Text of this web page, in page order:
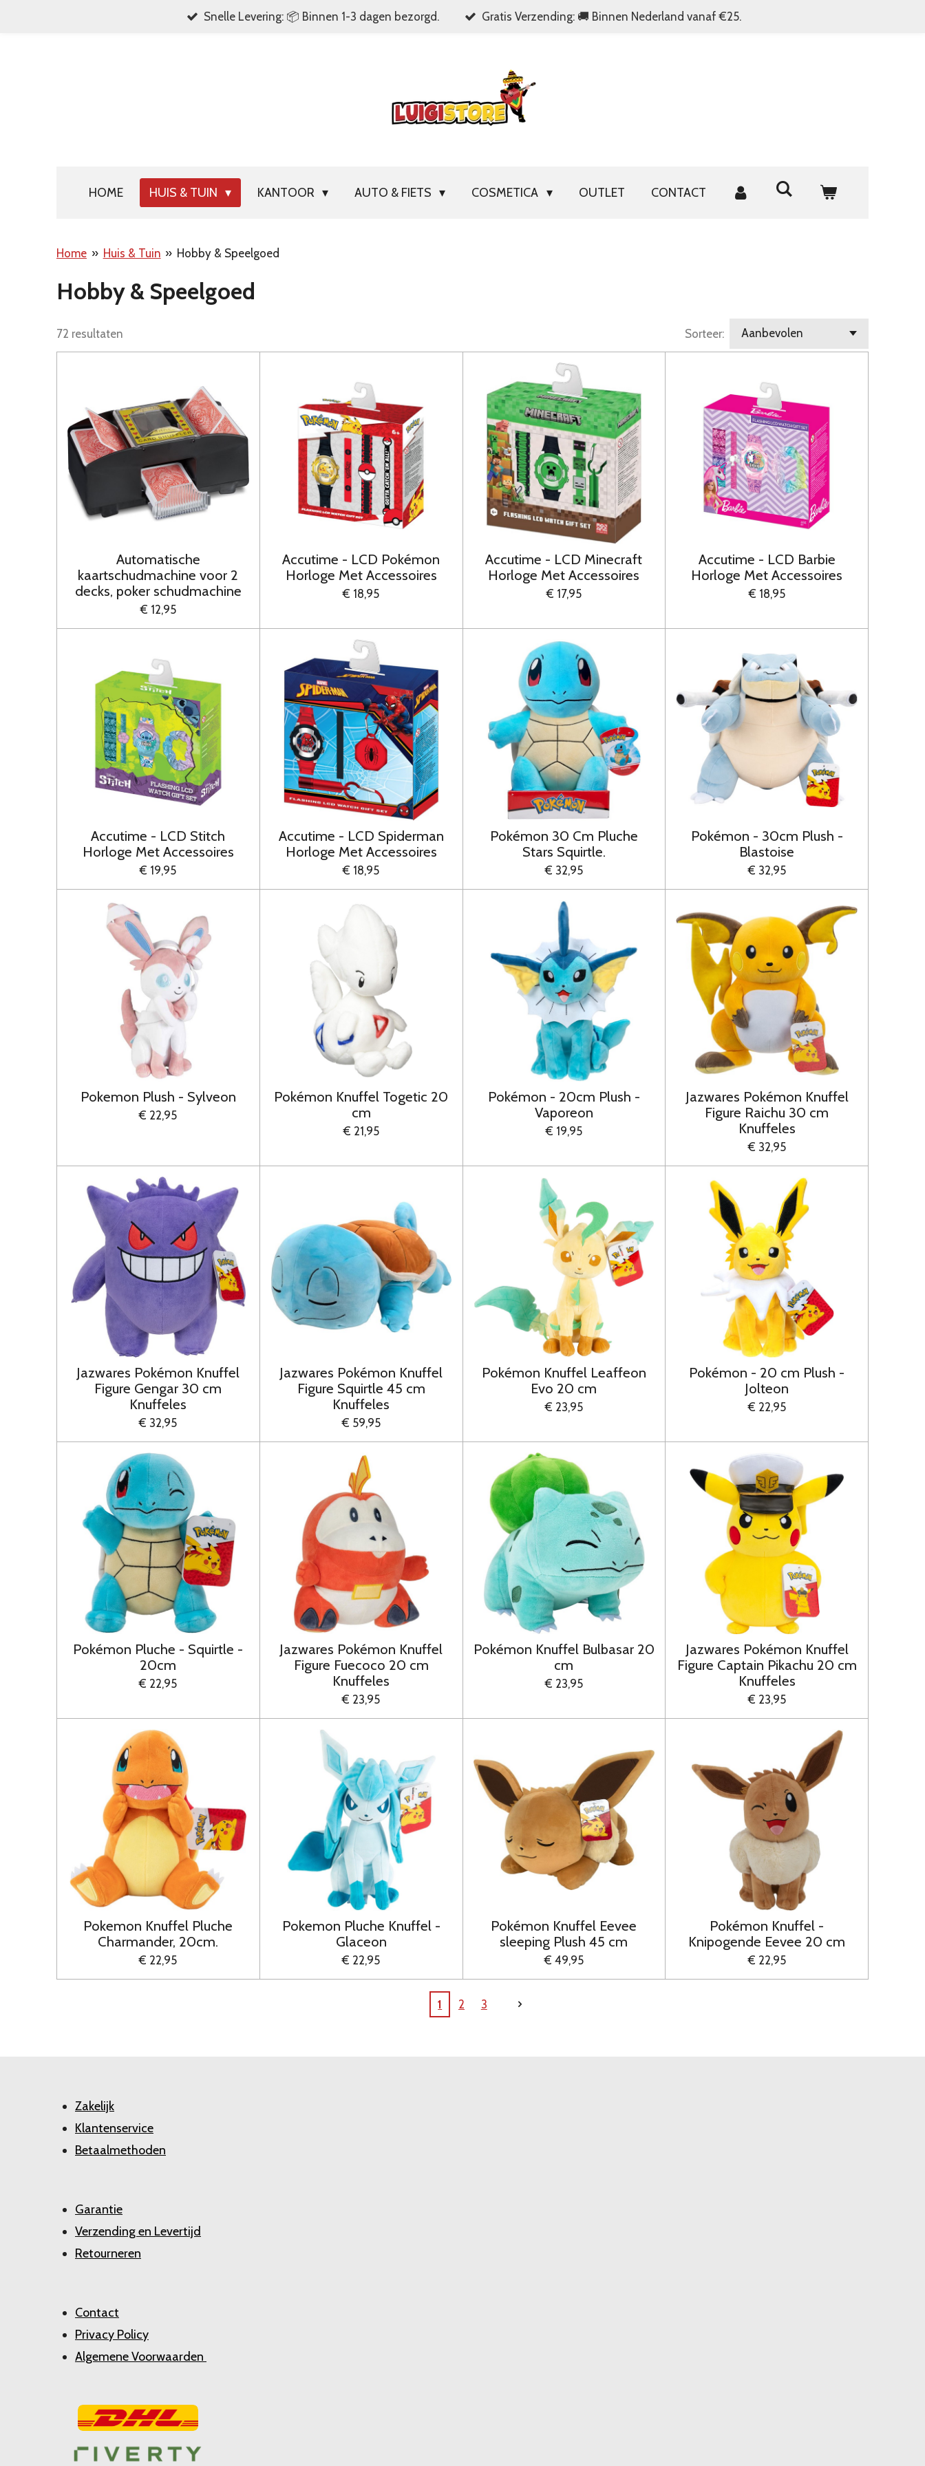
Snelle Levering: 📦 Binnen 1-3 dagen bezorgd. Gratis Verzending: 🚚 Binnen Nederland vanaf €25.
HOME HUIS & TUIN KANTOOR AUTO & FIETS COSMETICA OUTLET CONTACT
Home » Huis & Tuin » Hobby & Speelgoed
Hobby & Speelgoed
72 resultaten Sorteer:
Automatische
kaartschudmachine voor 2
decks, poker schudmachine
€ 12,95
Accutime - LCD Pokémon
Horloge Met Accessoires
€ 18,95
Accutime - LCD Minecraft
Horloge Met Accessoires
€ 17,95
Accutime - LCD Barbie
Horloge Met Accessoires
€ 18,95
Accutime - LCD Stitch
Horloge Met Accessoires
€ 19,95
Accutime - LCD Spiderman
Horloge Met Accessoires
€ 18,95
Pokémon 30 Cm Pluche
Stars Squirtle.
€ 32,95
Pokémon - 30cm Plush -
Blastoise
€ 32,95
Pokemon Plush - Sylveon
€ 22,95
Pokémon Knuffel Togetic 20
cm
€ 21,95
Pokémon - 20cm Plush -
Vaporeon
€ 19,95
Jazwares Pokémon Knuffel
Figure Raichu 30 cm
Knuffeles
€ 32,95
Jazwares Pokémon Knuffel
Figure Gengar 30 cm
Knuffeles
€ 32,95
Jazwares Pokémon Knuffel
Figure Squirtle 45 cm
Knuffeles
€ 59,95
Pokémon Knuffel Leaffeon
Evo 20 cm
€ 23,95
Pokémon - 20 cm Plush -
Jolteon
€ 22,95
Pokémon Pluche - Squirtle -
20cm
€ 22,95
Jazwares Pokémon Knuffel
Figure Fuecoco 20 cm
Knuffeles
€ 23,95
Pokémon Knuffel Bulbasar 20
cm
€ 23,95
Jazwares Pokémon Knuffel
Figure Captain Pikachu 20 cm
Knuffeles
€ 23,95
Pokemon Knuffel Pluche
Charmander, 20cm.
€ 22,95
Pokemon Pluche Knuffel -
Glaceon
€ 22,95
Pokémon Knuffel Eevee
sleeping Plush 45 cm
€ 49,95
Pokémon Knuffel -
Knipogende Eevee 20 cm
€ 22,95
1 2 3
Zakelijk
Klantenservice
Betaalmethoden
Garantie
Verzending en Levertijd
Retourneren
Contact
Privacy Policy
Algemene Voorwaarden